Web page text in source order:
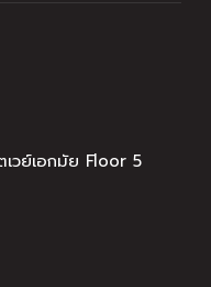
วย์เอกมัย Floor 5